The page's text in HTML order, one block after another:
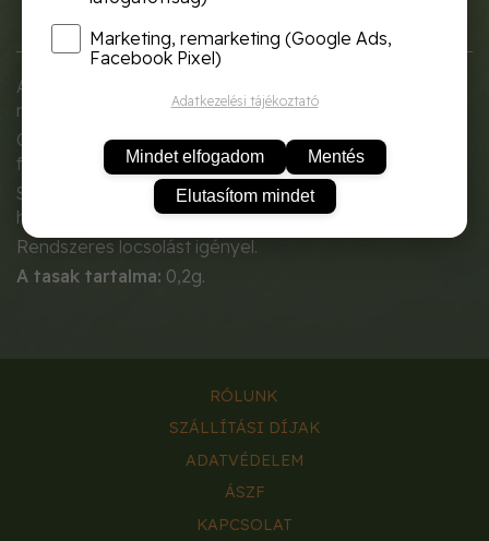
A bunkóliliom szobanövénynek ideális, mert lassú
növésű.
Cordyline indivisa hűvösebb helyet szereti, akkor
fejlődik a legszebben.
Sok fényt igényel (közvetlen napsütés kizárva), azért,
hogy igazán megmutathassa varázslatos színeit.
Rendszeres locsolást igényel.
A tasak tartalma: 0,2g.
RÓLUNK
SZÁLLÍTÁSI DÍJAK
ADATVÉDELEM
ÁSZF
KAPCSOLAT
Marketing, remarketing (Google Ads,
Facebook Pixel)
Adatkezelési tájékoztató
Mindet elfogadom Mentés
Elutasítom mindet